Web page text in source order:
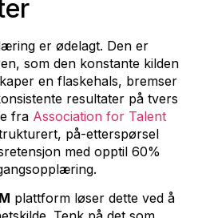
er ødelagt. Den er
som den konstante kilden
en flaskehals, bremser
resultater på tvers
fra Association for Talent
på-etterspørsel
med opptil 60%
plattform løser dette ved å